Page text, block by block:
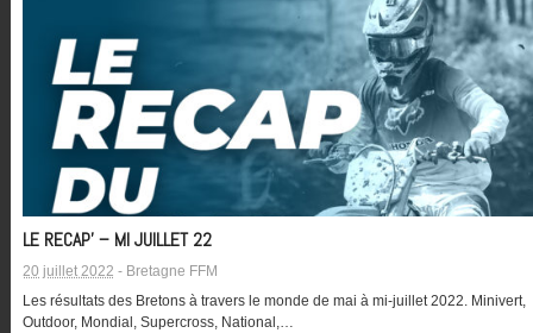
LE RECAP’ – MI JUILLET 22
20 juillet 2022 - Bretagne FFM
Les résultats des Bretons à travers le monde de mai à mi-juillet 2022. Minivert,
Outdoor, Mondial, Supercross, National,…